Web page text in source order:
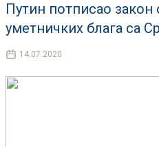
Путин потписао закон
уметничких блага са
14.07.2020